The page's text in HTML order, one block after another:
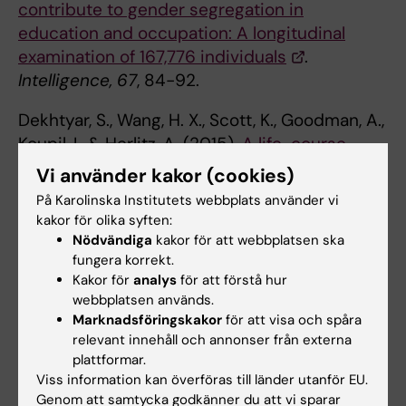
contribute to gender segregation in
education and occupation: A longitudinal
examination of 167,776 individuals
.
Intelligence, 67, 84-92.
Dekhtyar, S., Wang, H. X., Scott, K., Goodman, A.,
Koupil, I., & Herlitz, A. (2015).A life-course
study of cognitive reserve in dementia. From
childhood to old age
The American Journal
of Geriatric Psychiatry
, 23, 885-
896. 10.1016/j.jagp.2015.02.002
Fellman, D., Bränström, R., & Herlitz, A. (2021).
Revisiting a basic question: Does gender-
typed early environment affect sex
differences in academic strengths and
occupational choices?
Humanities & Social
Sciences Communications, 8, 221.
Vi använder kakor (cookies)
På Karolinska Institutets webbplats använder vi
kakor för olika syften:
Nödvändiga kakor för att webbplatsen ska
fungera korrekt.
Kakor för analys för att förstå hur
webbplatsen används.
Marknadsföringskakor för att visa och spåra
relevant innehåll och annonser från externa
plattformar.
Viss information kan överföras till länder utanför EU.
Genom att samtycka godkänner du att vi sparar